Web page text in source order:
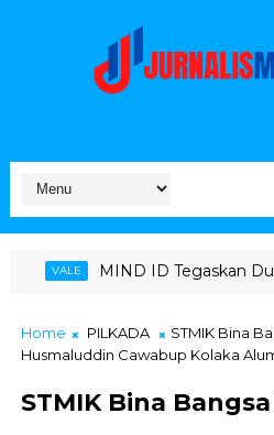
ID Tegaskan Dukungan Penuh
Home PILKADA
STMIK Bina
Husmaluddin Cawabup Kolaka
STMIK Bina